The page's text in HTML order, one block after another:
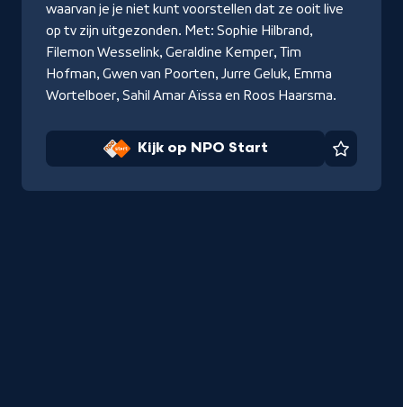
waarvan je je niet kunt voorstellen dat ze ooit live
op tv zijn uitgezonden. Met: Sophie Hilbrand,
Filemon Wesselink, Geraldine Kemper, Tim
Hofman, Gwen van Poorten, Jurre Geluk, Emma
Wortelboer, Sahil Amar Aïssa en Roos Haarsma.
Kijk op NPO Start